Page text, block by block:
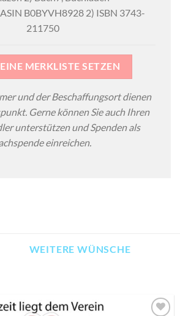
B0BYVH8928 2) ISBN 3743-
211750
MERKLISTE SETZEN
und der Beschaffungsort dienen
Gerne können Sie auch Ihren
unterstützen und Spenden als
einreichen.
WEITERE WÜNSCHE